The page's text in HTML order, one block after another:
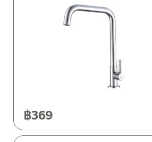
฿369